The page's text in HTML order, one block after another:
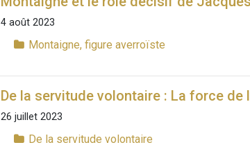
4 août 2023
Montaigne, figure averroïste
De la servitude volontaire : La force de
26 juillet 2023
De la servitude volontaire